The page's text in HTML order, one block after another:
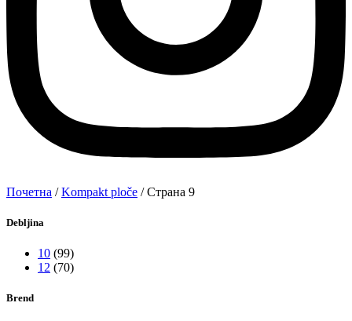
Почетна /Kompakt ploče / Страна 9
Debljina
10 (99)
12 (70)
Brend